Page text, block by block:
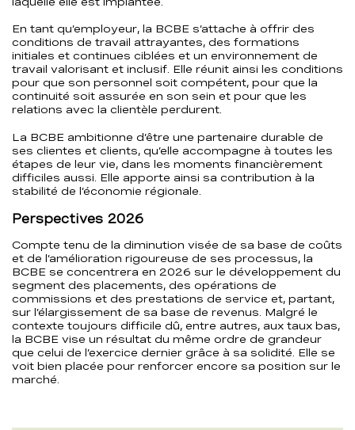
En tant qu’employeur, la BCBE s’attache à offrir des
conditions de travail attrayantes, des formations
initiales et continues ciblées et un environnement de
travail valorisant et inclusif. Elle réunit ainsi les conditions
pour que son personnel soit compétent, pour que la
continuité soit assurée en son sein et pour que les
relations avec la clientèle perdurent.
La BCBE ambitionne d’être une partenaire durable de
ses clientes et clients, qu’elle accompagne à toutes les
étapes de leur vie, dans les moments financièrement
difficiles aussi. Elle apporte ainsi sa contribution à la
stabilité de l’économie régionale.
Perspectives 2026
Compte tenu de la diminution visée de sa base de coûts
et de l’amélioration rigoureuse de ses processus, la
BCBE se concentrera en 2026 sur le développement du
segment des placements, des opérations de
commissions et des prestations de service et, partant,
sur l’élargissement de sa base de revenus. Malgré le
contexte toujours difficile dû, entre autres, aux taux bas,
la BCBE vise un résultat du même ordre de grandeur
que celui de l’exercice dernier grâce à sa solidité. Elle se
voit bien placée pour renforcer encore sa position sur le
marché.